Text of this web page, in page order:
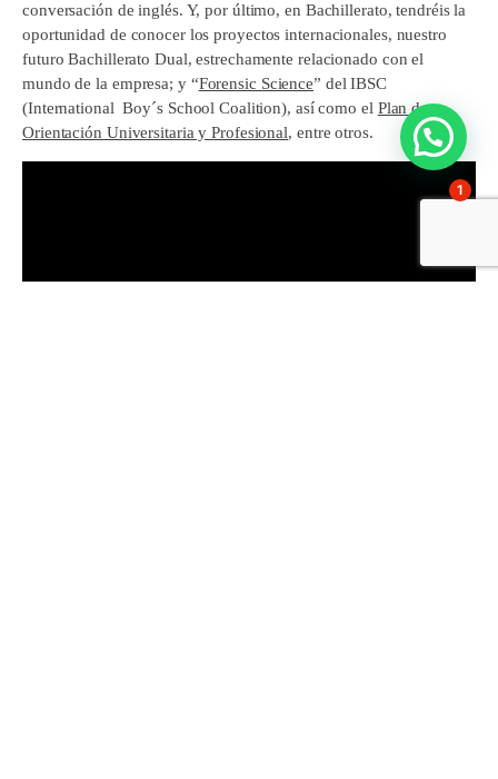
conversación de inglés. Y, por último, en Bachillerato, tendréis la
oportunidad de conocer los proyectos internacionales, nuestro
futuro Bachillerato Dual, estrechamente relacionado con el
mundo de la empresa; y “Forensic Science” del IBSC
(International Boy´s School Coalition), así como el Plan de
Orientación Universitaria y Profesional, entre otros.
1